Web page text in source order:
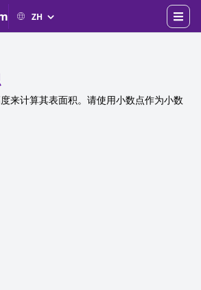
来计算其表面积。请使用小数点作为小数